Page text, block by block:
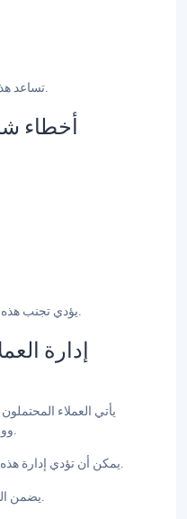
تساعد هذه الرؤى في تحديد مجالات التحسين.
أخطاء
يؤدي تجنب هذه الأخطاء إلى تحسين الكفاءة والنتائج.
إدارة
يأتي العملاء
ووسائل التواصل الاجتماعي والإعلانات.
يمكن أن تؤدي إدارة هذه القنوات بشكل منفصل إلى الارتباك.
يضمن النظام الموحد الاتساق والتتبع الأفضل.